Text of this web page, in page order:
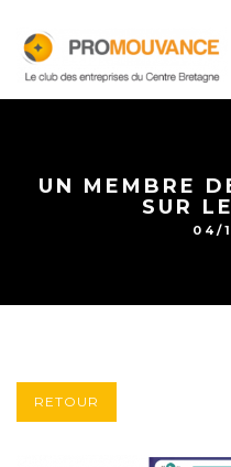
UN MEMBRE
SUR
04/
RETOUR